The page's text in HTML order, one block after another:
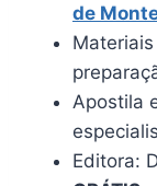
de
Apostila
Editora: